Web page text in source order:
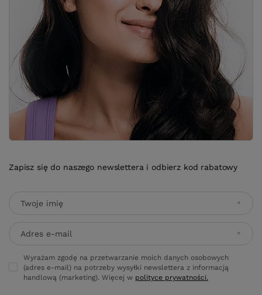
Zapisz się do naszego newslettera i odbierz kod rabatowy
Twoje imię
Adres e-mail
Wyrażam zgodę na przetwarzanie moich danych osobowych
(adres e-mail) na potrzeby wysyłki newslettera z informacją
handlową (marketing). Więcej w polityce prywatności.